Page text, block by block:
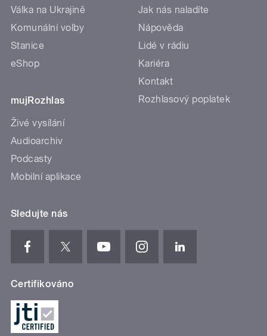
Válka na Ukrajině
Komunální volby
Stanice
eShop
mujRozhlas
Živé vysílání
Audioarchiv
Podcasty
Mobilní aplikace
Jak nás naladíte
Nápověda
Lidé v rádiu
Kariéra
Kontakt
Rozhlasový poplatek
Sledujte nás
Certifikováno